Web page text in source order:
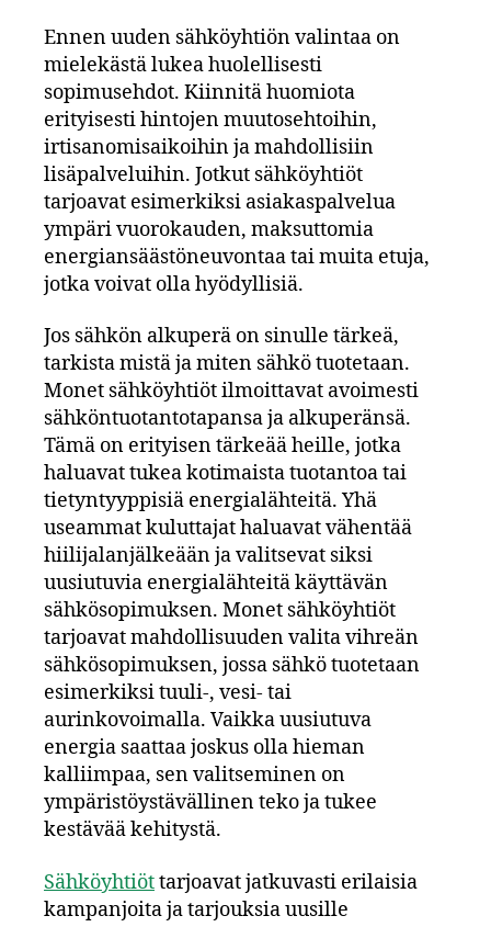
Ennen uuden sähköyhtiön valintaa on
mielekästä lukea huolellisesti
sopimusehdot. Kiinnitä huomiota
erityisesti hintojen muutosehtoihin,
irtisanomisaikoihin ja mahdollisiin
lisäpalveluihin. Jotkut sähköyhtiöt
tarjoavat esimerkiksi asiakaspalvelua
ympäri vuorokauden, maksuttomia
energiansäästöneuvontaa tai muita etuja,
jotka voivat olla hyödyllisiä.
Jos sähkön alkuperä on sinulle tärkeä,
tarkista mistä ja miten sähkö tuotetaan.
Monet sähköyhtiöt ilmoittavat avoimesti
sähköntuotantotapansa ja alkuperänsä.
Tämä on erityisen tärkeää heille, jotka
haluavat tukea kotimaista tuotantoa tai
tietyntyyppisiä energialähteitä. Yhä
useammat kuluttajat haluavat vähentää
hiilijalanjälkeään ja valitsevat siksi
uusiutuvia energialähteitä käyttävän
sähkösopimuksen. Monet sähköyhtiöt
tarjoavat mahdollisuuden valita vihreän
sähkösopimuksen, jossa sähkö tuotetaan
esimerkiksi tuuli-, vesi- tai
aurinkovoimalla. Vaikka uusiutuva
energia saattaa joskus olla hieman
kalliimpaa, sen valitseminen on
ympäristöystävällinen teko ja tukee
kestävää kehitystä.
Sähköyhtiöttarjoavat jatkuvasti erilaisia
kampanjoita ja tarjouksia uusille